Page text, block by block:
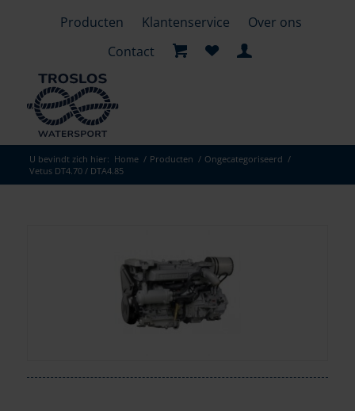
Producten Klantenservice
Over ons
Contact
U bevindt zich hier: Home / Producten / Ongecategoriseerd /
Vetus DT4.70 / DTA4.85